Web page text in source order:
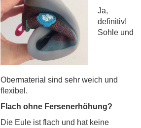
Ja,
definitiv!
Sohle und
Obermaterial sind sehr weich und
flexibel.
Flach ohne Fersenerhöhung?
Die Eule ist flach und hat keine